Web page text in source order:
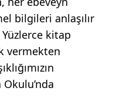
bilgileri anlaşılır
kitap
vermekten